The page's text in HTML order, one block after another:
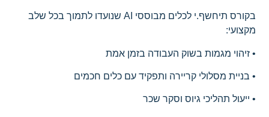
בקורס תיחשף.י לכלים מבוססי AI שנועדו לתמוך בכל שלב
מקצועי:
• זיהוי מגמות בשוק העבודה בזמן אמת
• בניית מסלולי קריירה ותפקיד עם כלים חכמים
• ייעול תהליכי גיוס וסקר שכר